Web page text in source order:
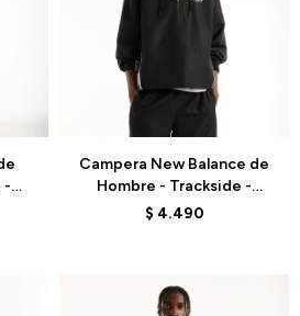
-
Campera New Balance de
Hombre - Trackside -
MJ62Y8SJBK - BLACK
$ 4.490